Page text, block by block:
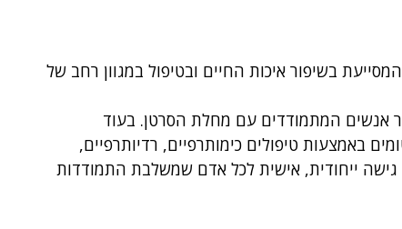
בשיפור איכות החיים ובטיפול במגוון רחב של
אנשים המתמודדים עם מחלת הסרטן. בעוד
באמצעות טיפולים כימותרפיים, רדיותרפיים,
גישה ייחודית, אישית לכל אדם שמשלבת התמודדות